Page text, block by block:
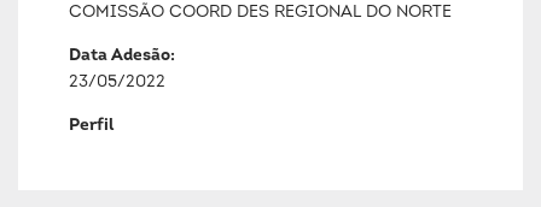
COMISSÃO COORD DES REGIONAL DO NORTE
Data Adesão:
23/05/2022
Perfil